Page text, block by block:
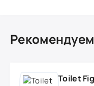
Рекомендуем